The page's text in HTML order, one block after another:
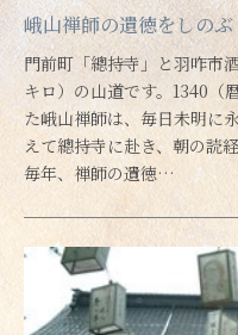
峨山禅師の遺徳をしの
門前町「總持寺」と羽咋市
キロ）の山道です。1340（
た峨山禅師は、毎日未明に
えて總持寺に赴き、朝の読
毎年、禅師の遺徳…